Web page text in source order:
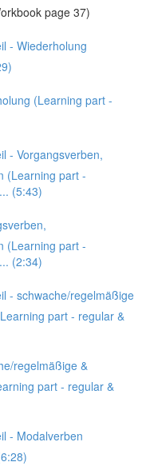
page 37)
- Wiederholung
(Learning part -
- Vorgangsverben,
(Learning part -
(5:43)
(Learning part -
(2:34)
- schwache/regelmäßige
part - regular &
regelmäßige &
part - regular &
- Modalverben